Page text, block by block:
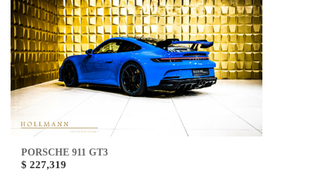
PORSCHE 911 GT3
$ 227,319